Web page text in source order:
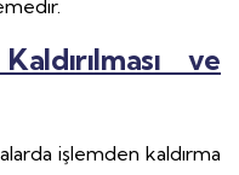
ve
işlemden kaldırma